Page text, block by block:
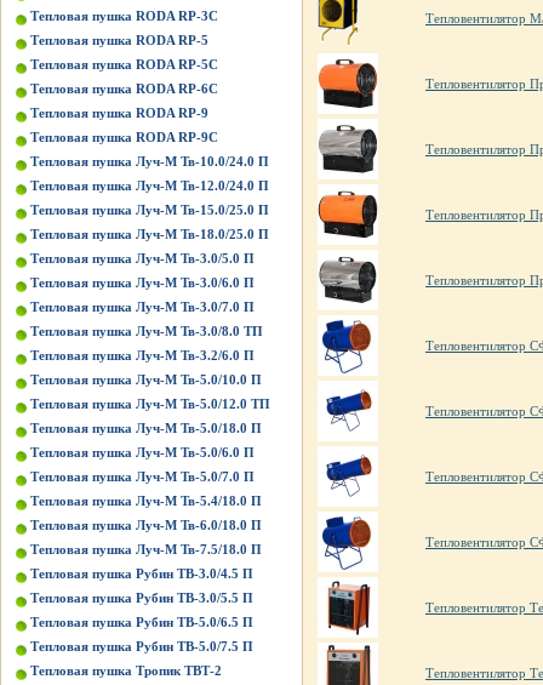
Тепловая пушка RODA RP-3C
Тепловая пушка RODA RP-5
Тепловая пушка RODA RP-5C
Тепловая пушка RODA RP-6C
Тепловая пушка RODA RP-9
Тепловая пушка RODA RP-9C
Тепловая пушка Луч-М Тв-10.0/24.0 П
Тепловая пушка Луч-М Тв-12.0/24.0 П
Тепловая пушка Луч-М Тв-15.0/25.0 П
Тепловая пушка Луч-М Тв-18.0/25.0 П
Тепловая пушка Луч-М Тв-3.0/5.0 П
Тепловая пушка Луч-М Тв-3.0/6.0 П
Тепловая пушка Луч-М Тв-3.0/7.0 П
Тепловая пушка Луч-М Тв-3.0/8.0 ТП
Тепловая пушка Луч-М Тв-3.2/6.0 П
Тепловая пушка Луч-М Тв-5.0/10.0 П
Тепловая пушка Луч-М Тв-5.0/12.0 ТП
Тепловая пушка Луч-М Тв-5.0/18.0 П
Тепловая пушка Луч-М Тв-5.0/6.0 П
Тепловая пушка Луч-М Тв-5.0/7.0 П
Тепловая пушка Луч-М Тв-5.4/18.0 П
Тепловая пушка Луч-М Тв-6.0/18.0 П
Тепловая пушка Луч-М Тв-7.5/18.0 П
Тепловая пушка Рубин ТВ-3.0/4.5 П
Тепловая пушка Рубин ТВ-3.0/5.5 П
Тепловая пушка Рубин ТВ-5.0/6.5 П
Тепловая пушка Рубин ТВ-5.0/7.5 П
Тепловая пушка Тропик ТВТ-2
Тепловентилятор
Тепловентилятор
Тепловентилятор
Тепловентилятор
Тепловентилятор
Тепловентилятор
Тепловентилятор
Тепловентилятор
Тепловентилятор
Тепловентилятор
Тепловентилятор